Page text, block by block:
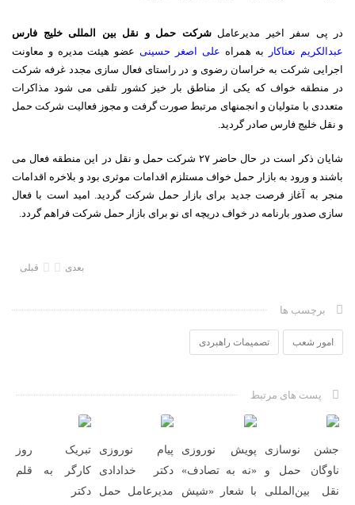
در پی سفر اخیر مدیرعاملشرکت حمل و نقل بین المللی خلیج فارس
عبدالکریم نعناکار
به همراه علی اصغر حسینی عضو هیئت مدیره و معاونت
اجرایی شرکت به خراسان رضوی و در راستای فعال سازی مجدد غرفه شرکت
در منطقه خواف که یکی از مناطق بار خیز کشور تلقی می شود مذاکرات
متعددی با متولیان و انجمنهای مرتبط صورت گرفت و مجوز فعالیت شرکت حمل
و نقل خلیج فارس صادر گردید.
شایان ذکر است در حال حاضر ۲۷ شرکت حمل و نقل در این منطقه فعال می
باشند و ورود به بازار حمل خواف مستلزم اقدامات موثری بود و بلاخره اقدامات
منجر به آغاز فرصت جدید برای بازار حمل شرکت گردید. امید است با فعال
سازی صدور بارنامه در خواف دریچه ای نو برای بازار حمل شرکت فراهم گردد.
قبلی بعدی
برچسب ها
امور شعب تصمیمات راهبردی
پست های مرتبط
تبریک روز
کارگر به قلم
دکتر
پیام نوروزی
دکتر خدادادی
مدیرعامل حمل
پویش نوروزی
«نه به تصادف»
با شعار «شیش
جشن نوسازی
ناوگان حمل و
نقل بین‌المللی